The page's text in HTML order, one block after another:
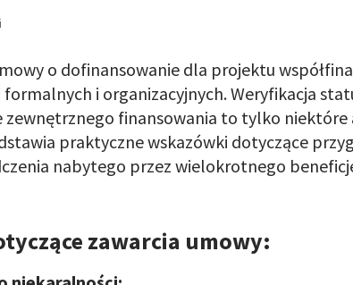
o dofinansowanie dla projektu
i organizacyjnych. Weryfikacja
finansowania to tylko
praktyczne wskazówki dotyczące
nabytego przez wielokrotnego
zawarcia umowy: